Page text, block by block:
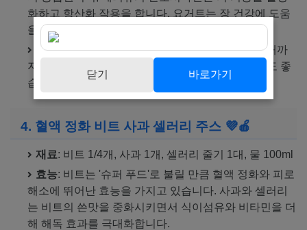
화하고 항산화 작용을 합니다. 요거트는 장 건강에 도움
을 주어 전반적인 컨디션을 끌어올려 줍니다.
만드는 법: 모든 재료를 믹서에 넣고 부드러워질 때까
지 갈아주세요. (요거트 대신 우유 100ml를 사용해도 좋
습니다.)
4. 혈액 정화 비트 사과 셀러리 주스 💜🍎
재료: 비트 1/4개, 사과 1개, 셀러리 줄기 1대, 물 100ml
효능: 비트는 '슈퍼 푸드'로 불릴 만큼 혈액 정화와 피로
해소에 뛰어난 효능을 가지고 있습니다. 사과와 셀러리
는 비트의 쓴맛을 중화시키면서 식이섬유와 비타민을 더
해 해독 효과를 극대화합니다.
닫기 바로가기